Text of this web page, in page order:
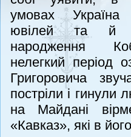
умовах Україна
ювілей та й
народження
нелегкий період
Григоровича
постріли і гинули
на Майдані
«Кавказ», які в